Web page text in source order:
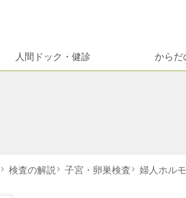
人間ドック・健診 からだ
> 検査の解説> 子宮・卵巣検査> 婦人ホル